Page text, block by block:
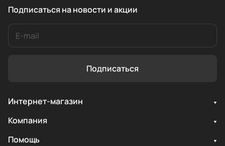
Подписаться на новости и акции
Подписаться
Интернет-магазин
Компания
Помощь